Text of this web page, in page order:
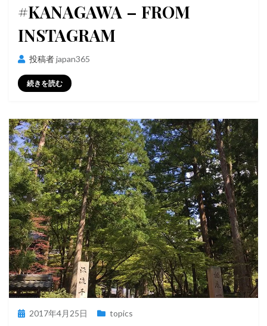
#KANAGAWA – FROM
INSTAGRAM
投稿者japan365
続きを読む
投 2017年4月25日 topics